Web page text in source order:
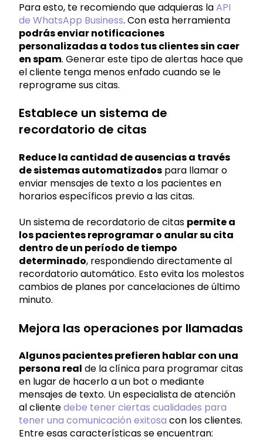
Para esto, te recomiendo que adquieras laAPI
de WhatsApp Business. Con esta herramienta
podrás enviar notificaciones
personalizadas a todos tus clientes sin caer
en spam. Generar este tipo de alertas hace que
el cliente tenga menos enfado cuando se le
reprograme sus citas.
Establece un sistema de
recordatorio de citas
Reduce la cantidad de ausencias a través
de sistemas automatizados para llamar o
enviar mensajes de texto a los pacientes en
horarios específicos previo a las citas.
Un sistema de recordatorio de citas permite a
los pacientes reprogramar o anular su cita
dentro de un período de tiempo
determinado, respondiendo directamente al
recordatorio automático. Esto evita los molestos
cambios de planes por cancelaciones de último
minuto.
Mejora las operaciones por llamadas
Algunos pacientes prefieren hablar con una
persona real de la clínica para programar citas
en lugar de hacerlo a un bot o mediante
mensajes de texto. Un especialista de atención
al clientedebe tener ciertas cualidades para
tener una comunicación exitosa con los clientes.
Entre esas características se encuentran: